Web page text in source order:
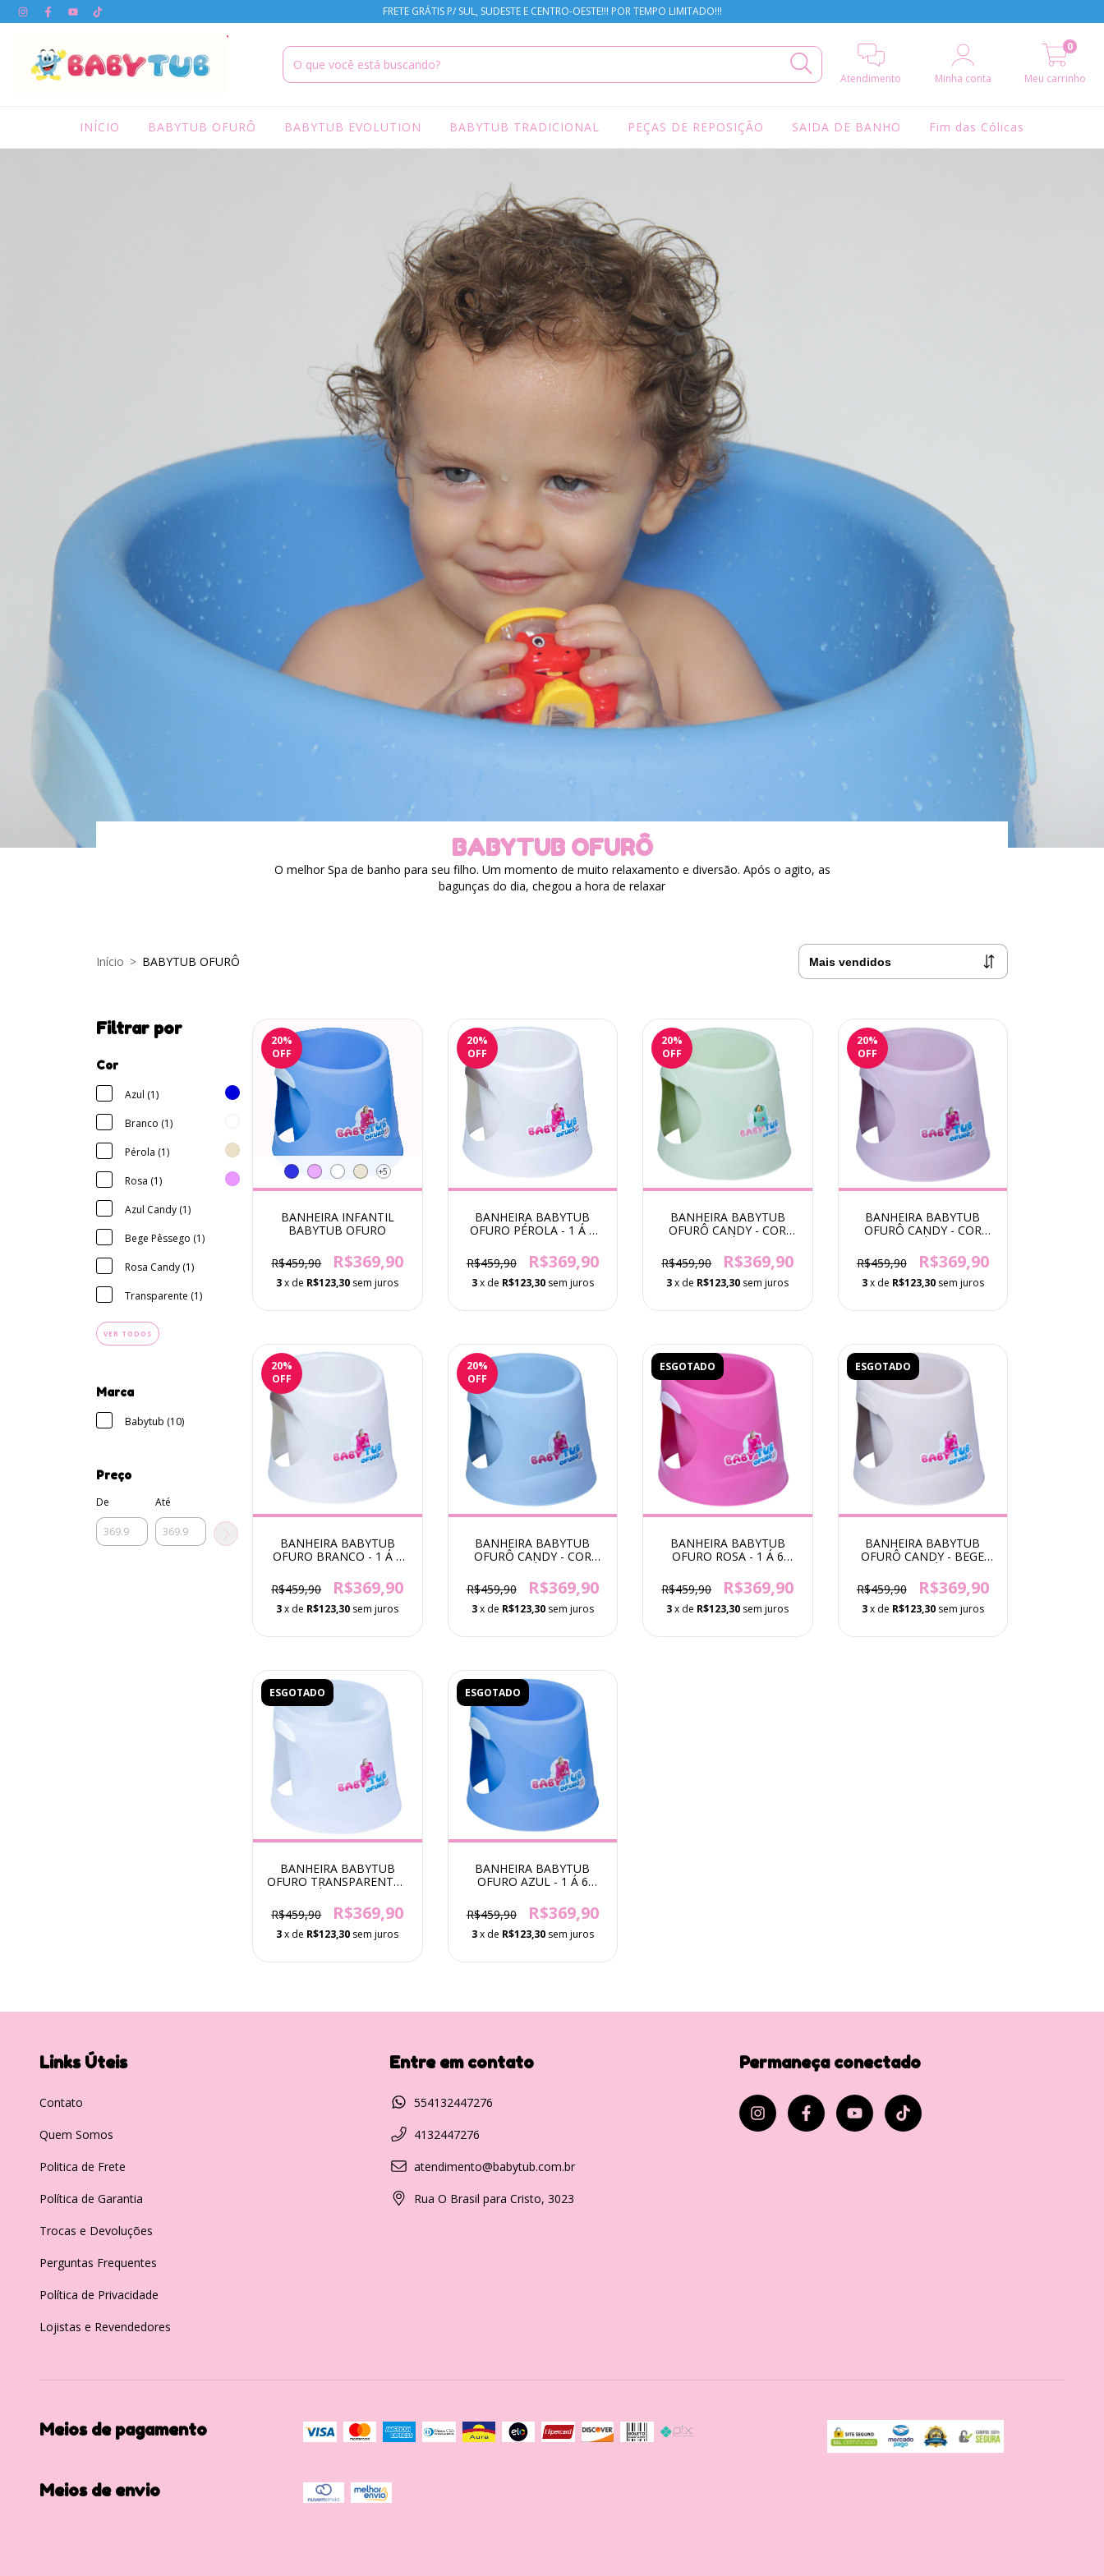
FRETE GRÁTIS P/ SUL, SUDESTE E CENTRO-OESTE!!! POR TEMPO LIMITADO!!!
Atendimento Minha conta Meu carrinho
0
INÍCIO BABYTUB OFURÔ BABYTUB EVOLUTION BABYTUB TRADICIONAL PEÇAS DE REPOSIÇÃO SAIDA DE BANHO Fim das Cólicas
BABYTUB OFURÔ
O melhor Spa de banho para seu filho. Um momento de muito relaxamento e diversão. Após o agito, as
bagunças do dia, chegou a hora de relaxar
Início > BABYTUB OFURÔ
Filtrar por
Cor
Azul (1)
Branco (1)
Pérola (1)
Rosa (1)
Azul Candy (1)
Bege Pêssego (1)
Rosa Candy (1)
Transparente (1)
VER TODOS
Marca
Babytub (10)
Preço
De
Até
20%
OFF
+5
BANHEIRA INFANTIL
BABYTUB OFURO
R$459,90 R$369,90
3x de R$123,30 sem juros
20%
OFF
BANHEIRA BABYTUB
OFURO PÉROLA - 1 Á 6
R$459,90
R$369,90
3x de R$123,30 sem juros
20%
OFF
BANHEIRA BABYTUB
OFURÔ CANDY - COR
R$459,90
R$369,90
3x de R$123,30 sem juros
20%
OFF
BANHEIRA BABYTUB
OFURÔ CANDY - COR
R$459,90
R$369,90
3x de R$123,30 sem juros
20%
OFF
BANHEIRA BABYTUB
OFURO BRANCO - 1 Á 6
R$459,90
R$369,90
3x de R$123,30 sem juros
20%
OFF
BANHEIRA BABYTUB
OFURÔ CANDY - COR
R$459,90
R$369,90
3x de R$123,30 sem juros
ESGOTADO
BANHEIRA BABYTUB
OFURO ROSA - 1 Á 6
R$459,90
R$369,90
3x de R$123,30 sem juros
ESGOTADO
BANHEIRA BABYTUB
OFURÔ CANDY - BEGE
R$459,90
R$369,90
3x de R$123,30 sem juros
ESGOTADO
BANHEIRA BABYTUB
OFURO TRANSPARENTE -
R$459,90
R$369,90
3x de R$123,30 sem juros
ESGOTADO
BANHEIRA BABYTUB
OFURO AZUL - 1 Á 6
R$459,90
R$369,90
3x de R$123,30 sem juros
Links Úteis
Contato
Quem Somos
Politica de Frete
Política de Garantia
Trocas e Devoluções
Perguntas Frequentes
Política de Privacidade
Lojistas e Revendedores
Entre em contato
554132447276
4132447276
atendimento@babytub.com.br
Rua O Brasil para Cristo, 3023
Permaneça conectado
Meios de pagamento
Meios de envio